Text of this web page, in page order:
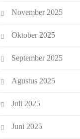
November 2025
Oktober 2025
September 2025
Agustus 2025
Juli 2025
Juni 2025